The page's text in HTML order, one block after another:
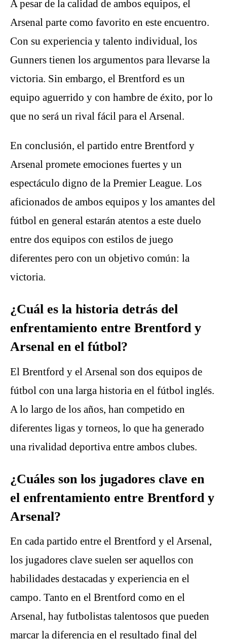
A pesar de la calidad de ambos equipos, el
Arsenal parte como favorito en este encuentro.
Con su experiencia y talento individual, los
Gunners tienen los argumentos para llevarse la
victoria. Sin embargo, el Brentford es un
equipo aguerrido y con hambre de éxito, por lo
que no será un rival fácil para el Arsenal.
En conclusión, el partido entre Brentford y
Arsenal promete emociones fuertes y un
espectáculo digno de la Premier League. Los
aficionados de ambos equipos y los amantes del
fútbol en general estarán atentos a este duelo
entre dos equipos con estilos de juego
diferentes pero con un objetivo común: la
victoria.
¿Cuál es la historia detrás del
enfrentamiento entre Brentford y
Arsenal en el fútbol?
El Brentford y el Arsenal son dos equipos de
fútbol con una larga historia en el fútbol inglés.
A lo largo de los años, han competido en
diferentes ligas y torneos, lo que ha generado
una rivalidad deportiva entre ambos clubes.
¿Cuáles son los jugadores clave en
el enfrentamiento entre Brentford y
Arsenal?
En cada partido entre el Brentford y el Arsenal,
los jugadores clave suelen ser aquellos con
habilidades destacadas y experiencia en el
campo. Tanto en el Brentford como en el
Arsenal, hay futbolistas talentosos que pueden
marcar la diferencia en el resultado final del